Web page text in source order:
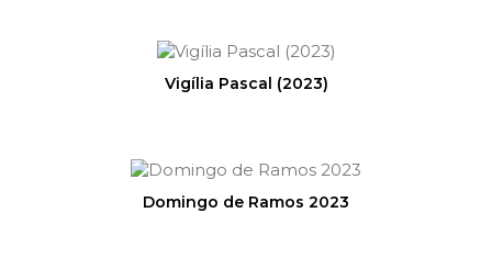
Vigília Pascal (2023)
Domingo de Ramos 2023